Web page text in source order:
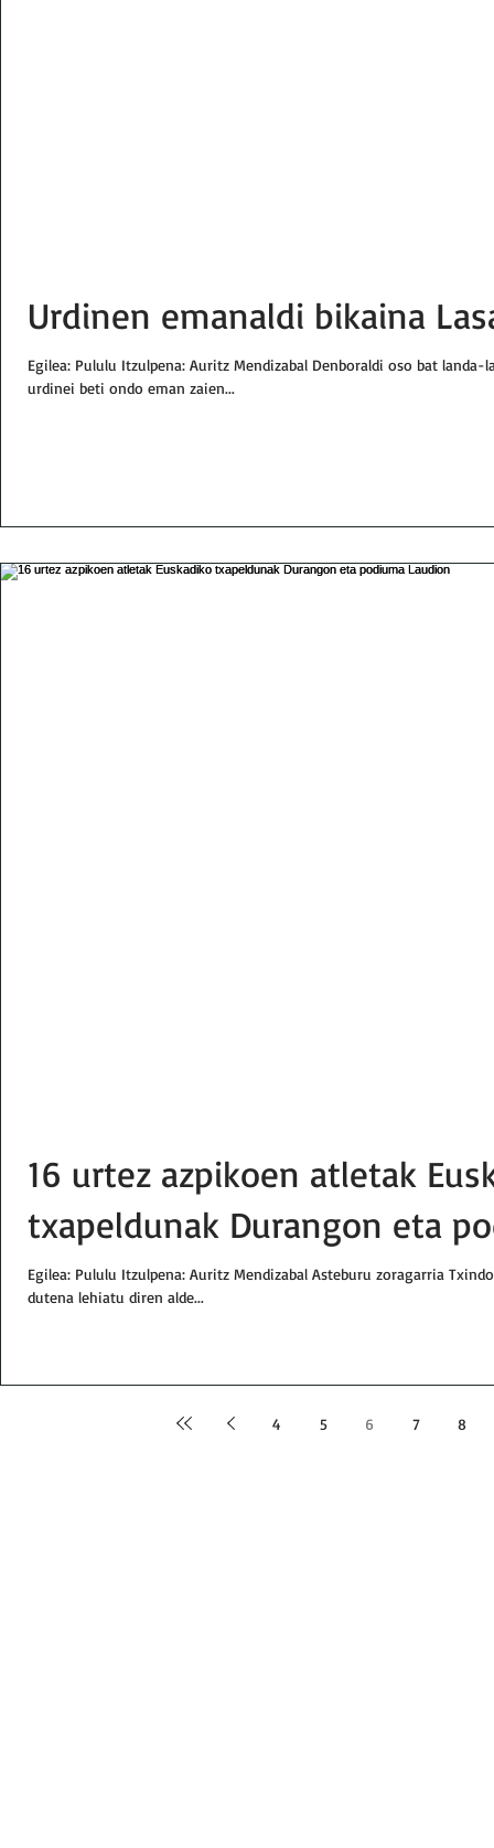
Urdinen emanaldi bikaina
Egilea: Pululu Itzulpena: Auritz Mendizabal Denboraldi oso bat
urdinei beti ondo eman zaien...
16 urtez azpikoen atletak
txapeldunak Durangon eta
Egilea: Pululu Itzulpena: Auritz Mendizabal Asteburu zoragarria
dutena lehiatu diren alde...
4 5 6 7 8